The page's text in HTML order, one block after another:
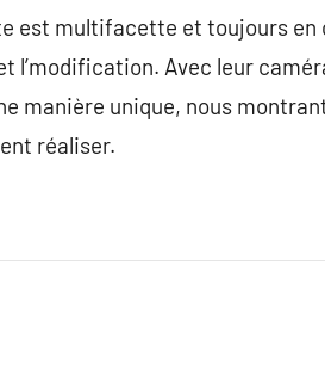
est multifacette et toujours
l’modification. Avec leur
manière unique, nous
réaliser.